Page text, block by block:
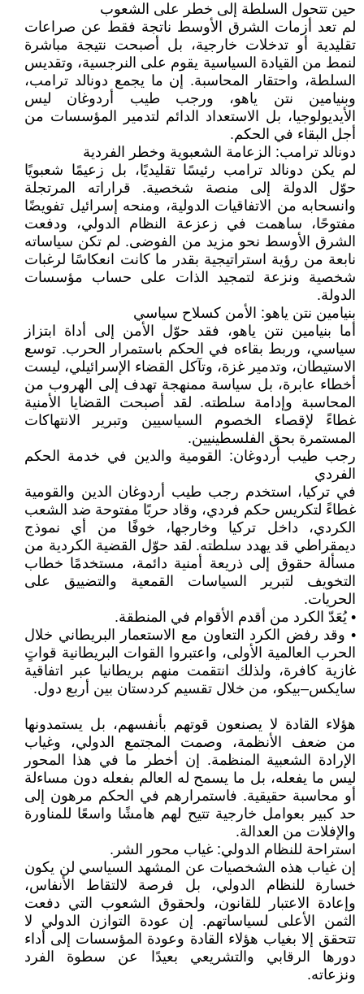
حين تتحول السلطة إلى خطر على الشعوب
لم تعد أزمات الشرق الأوسط ناتجة فقط عن صراعات
تقليدية أو تدخلات خارجية، بل أصبحت نتيجة مباشرة
لنمط من القيادة السياسية يقوم على النرجسية، وتقديس
السلطة، واحتقار المحاسبة. إن ما يجمع دونالد ترامب،
وبنيامين نتن ياهو، ورجب طيب أردوغان ليس
الأيديولوجيا، بل الاستعداد الدائم لتدمير المؤسسات من
أجل البقاء في الحكم.
دونالد ترامب: الزعامة الشعبوية وخطر الفردية
لم يكن دونالد ترامب رئيسًا تقليديًا، بل زعيمًا شعبويًا
حوّل الدولة إلى منصة شخصية. قراراته المرتجلة
وانسحابه من الاتفاقيات الدولية، ومنحه إسرائيل تفويضًا
مفتوحًا، ساهمت في زعزعة النظام الدولي، ودفعت
الشرق الأوسط نحو مزيد من الفوضى. لم تكن سياساته
نابعة من رؤية استراتيجية بقدر ما كانت انعكاسًا لرغبات
شخصية ونزعة لتمجيد الذات على حساب مؤسسات
الدولة.
بنيامين نتن ياهو: الأمن كسلاح سياسي
أما بنيامين نتن ياهو، فقد حوّل الأمن إلى أداة ابتزاز
سياسي، وربط بقاءه في الحكم باستمرار الحرب. توسع
الاستيطان، وتدمير غزة، وتآكل القضاء الإسرائيلي، ليست
أخطاء عابرة، بل سياسة ممنهجة تهدف إلى الهروب من
المحاسبة وإدامة سلطته. لقد أصبحت القضايا الأمنية
غطاءً لإقصاء الخصوم السياسيين وتبرير الانتهاكات
المستمرة بحق الفلسطينيين.
رجب طيب أردوغان: القومية والدين في خدمة الحكم
الفردي
في تركيا، استخدم رجب طيب أردوغان الدين والقومية
غطاءً لتكريس حكم فردي، وقاد حربًا مفتوحة ضد الشعب
الكردي، داخل تركيا وخارجها، خوفًا من أي نموذج
ديمقراطي قد يهدد سلطته. لقد حوّل القضية الكردية من
مسألة حقوق إلى ذريعة أمنية دائمة، مستخدمًا خطاب
التخويف لتبرير السياسات القمعية والتضييق على
الحريات.
• يُعَدّ الكرد من أقدم الأقوام في المنطقة.
• وقد رفض الكرد التعاون مع الاستعمار البريطاني خلال
الحرب العالمية الأولى، واعتبروا القوات البريطانية قواتٍ
غازية كافرة، ولذلك انتقمت منهم بريطانيا عبر اتفاقية
سايكس–بيكو، من خلال تقسيم كردستان بين أربع دول.
هؤلاء القادة لا يصنعون قوتهم بأنفسهم، بل يستمدونها
من ضعف الأنظمة، وصمت المجتمع الدولي، وغياب
الإرادة الشعبية المنظمة. إن أخطر ما في هذا المحور
ليس ما يفعله، بل ما يسمح له العالم بفعله دون مساءلة
أو محاسبة حقيقية. فاستمرارهم في الحكم مرهون إلى
حد كبير بعوامل خارجية تتيح لهم هامشًا واسعًا للمناورة
والإفلات من العدالة.
استراحة للنظام الدولي: غياب محور الشر.
إن غياب هذه الشخصيات عن المشهد السياسي لن يكون
خسارة للنظام الدولي، بل فرصة لالتقاط الأنفاس،
وإعادة الاعتبار للقانون، ولحقوق الشعوب التي دفعت
الثمن الأعلى لسياساتهم. إن عودة التوازن الدولي لا
تتحقق إلا بغياب هؤلاء القادة وعودة المؤسسات إلى أداء
دورها الرقابي والتشريعي بعيدًا عن سطوة الفرد
ونزعاته.